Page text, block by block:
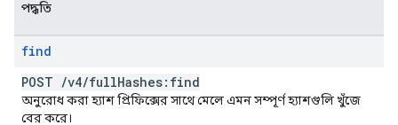
পদ্ধতি
find
POST /v4/fullHashes:find
অনুরোধ করা হ্যাশ প্রিফিক্সের সাথে মেলে এমন সম্পূর্ণ হ্যাশগুলি খুঁজে
বের করে।